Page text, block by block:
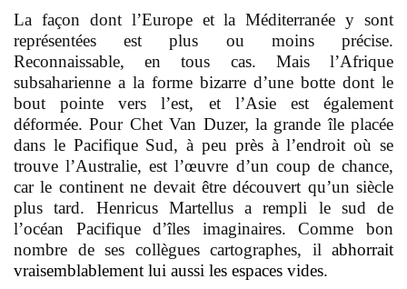
La façon dont l’Europe et la Méditerranée y sont
représentées est plus ou moins précise.
Reconnaissable, en tous cas. Mais l’Afrique
subsaharienne a la forme bizarre d’une botte dont le
bout pointe vers l’est, et l’Asie est également
déformée. Pour Chet Van Duzer, la grande île placée
dans le Pacifique Sud, à peu près à l’endroit où se
trouve l’Australie, est l’œuvre d’un coup de chance,
car le continent ne devait être découvert qu’un siècle
plus tard. Henricus Martellus a rempli le sud de
l’océan Pacifique d’îles imaginaires. Comme bon
nombre de ses collègues cartographes, il abhorrait
vraisemblablement lui aussi les espaces vides.